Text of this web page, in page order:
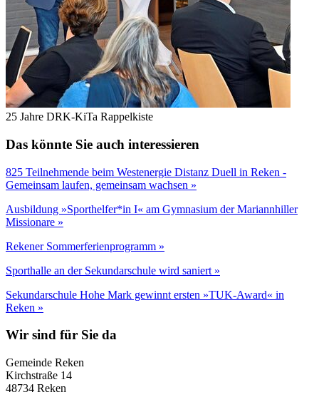
25 Jahre DRK-KiTa Rappelkiste
Das könnte Sie auch interessieren
825 Teilnehmende beim Westenergie Distanz Duell in Reken -
Gemeinsam laufen, gemeinsam wachsen »
Ausbildung »Sporthelfer*in I« am Gymnasium der Mariannhiller
Missionare »
Rekener Sommerferienprogramm »
Sporthalle an der Sekundarschule wird saniert »
Sekundarschule Hohe Mark gewinnt ersten »TUK-Award« in
Reken »
Wir sind für Sie da
Gemeinde Reken
Kirchstraße 14
48734 Reken